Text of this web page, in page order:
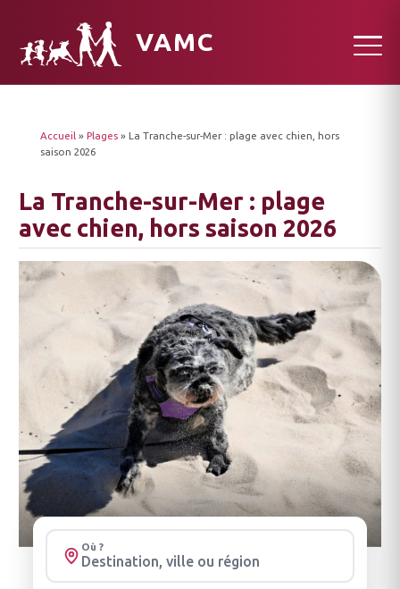
VAMC
Accueil » Plages » La Tranche-sur-Mer : plage avec chien, hors
saison 2026
La Tranche-sur-Mer : plage
avec chien, hors saison 2026
Où ?